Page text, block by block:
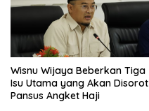
Wisnu Wijaya Beberkan Tiga
Isu Utama yang Akan Disorot
Pansus Angket Haji